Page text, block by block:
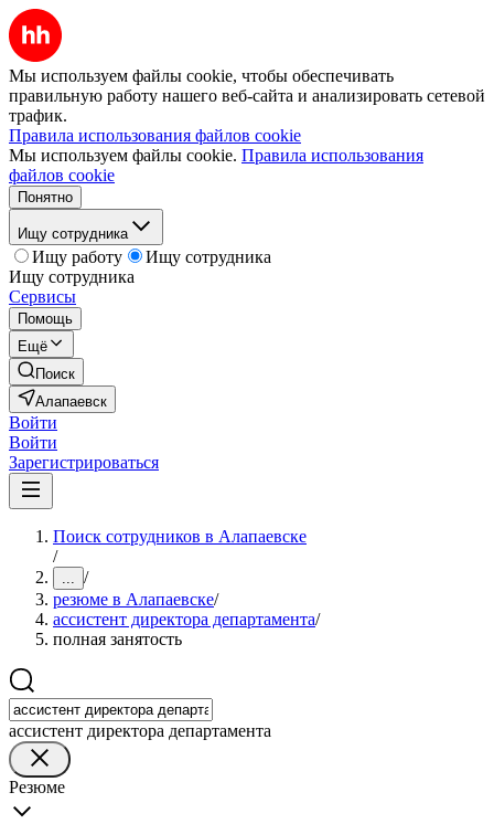
Мы используем файлы cookie, чтобы обеспечивать
правильную работу нашего веб-сайта и анализировать сетевой
трафик.
Правила использования файлов cookie
Мы используем файлы cookie. Правила использования
файлов cookie
Понятно
Ищу сотрудника
Ищу работу
Ищу сотрудника
Ищу сотрудника
Сервисы
Помощь
Ещё
Поиск
Алапаевск
Войти
Войти
Зарегистрироваться
Поиск сотрудников в Алапаевске
/
... /
резюме в Алапаевске/
ассистент директора департамента/
полная занятость
ассистент директора департамента
Резюме